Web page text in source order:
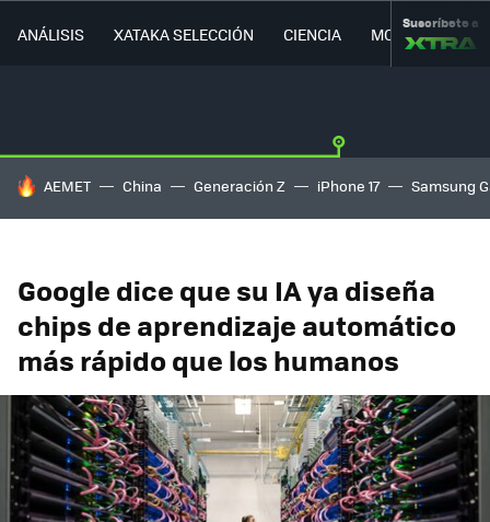
ANÁLISIS XATAKA SELECCIÓN CIENCIA MOVILIDAD
Suscríbete a
HOY SE HABLA DE
AEMET China Generación Z iPhone 17 Samsung
Google dice que su IA ya diseña
chips de aprendizaje automático
más rápido que los humanos